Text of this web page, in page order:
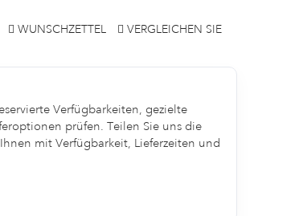
WUNSCHZETTEL VERGLEICHEN SIE
Verfügbarkeiten, gezielte
prüfen. Teilen Sie uns die
mit Verfügbarkeit, Lieferzeiten und